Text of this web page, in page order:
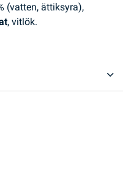
(vatten, ättiksyra),
, vitlök.